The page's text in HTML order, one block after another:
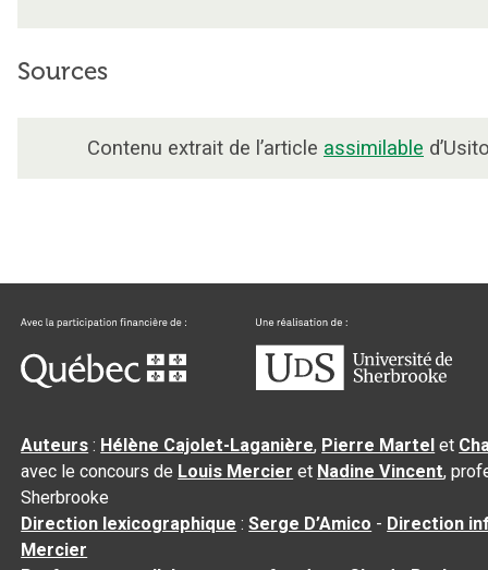
Sources
Contenu extrait de l’article assimilable
Auteurs : Hélène Cajolet-Laganière, Pierre Martel et
avec le concours de Louis Mercier et Nadine Vincent,
Sherbrooke
Direction lexicographique :Serge D’Amico - Direction
Mercier